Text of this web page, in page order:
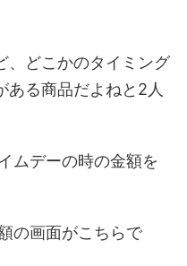
、どこかのタイミング
ある商品だよねと2人
ムデーの時の金額を
の画面がこちらで